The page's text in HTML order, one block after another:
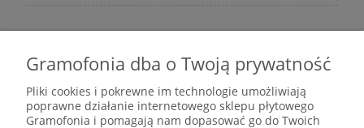
gramofonia.com
kontakt@gramofonia.info
Gramofonia dba o Twoją prywatność
Pliki cookies i pokrewne im technologie umożliwiają
poprawne działanie internetowego sklepu płytowego
Gramofonia i pomagają nam dopasować go do Twoich